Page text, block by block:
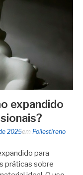
expandido
2025em Poliestireno
para
práticas sobre